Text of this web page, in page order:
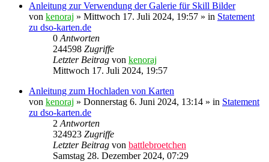
Anleitung zur Verwendung der Galerie für Skill Bilder
von kenoraj » Mittwoch 17. Juli 2024, 19:57 » in Statement
zu dso-karten.de
0Antworten
244598 Zugriffe
Letzter Beitrag von kenoraj
Mittwoch 17. Juli 2024, 19:57
Anleitung zum Hochladen von Karten
von kenoraj » Donnerstag 6. Juni 2024, 13:14 » in Statement
zu dso-karten.de
2Antworten
324923 Zugriffe
Letzter Beitrag von battlebroetchen
Samstag 28. Dezember 2024, 07:29